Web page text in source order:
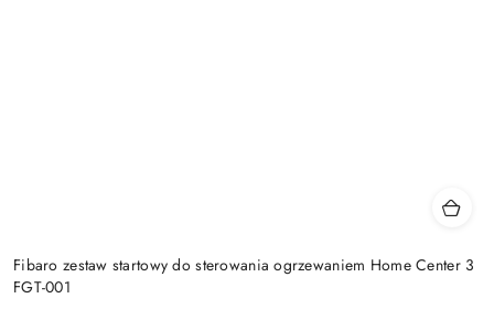
Fibaro zestaw startowy do sterowania ogrzewaniem Home Center 3
FGT-001